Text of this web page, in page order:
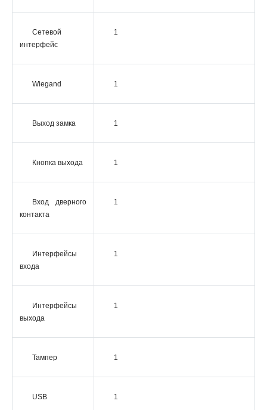
Сетевой
интерфейс
1
Wiegand 1
Выход замка 1
Кнопка выхода 1
Вход дверного
контакта
1
Интерфейсы
входа
1
Интерфейсы
выхода
1
Тампер 1
USB 1